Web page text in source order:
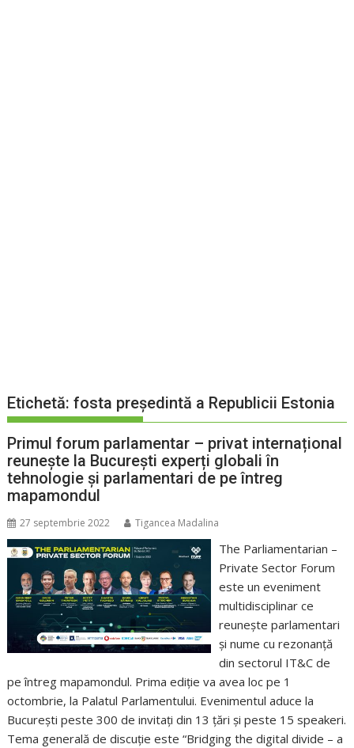
Etichetă:fosta președintă a Republicii Estonia
Primul forum parlamentar – privat internațional
reunește la București experți globali în
tehnologie și parlamentari de pe întreg
mapamondul
27 septembrie 2022 Tigancea Madalina
The Parliamentarian –
Private Sector Forum
este un eveniment
multidisciplinar ce
reunește parlamentari
și nume cu rezonanță
din sectorul IT&C de
pe întreg mapamondul. Prima ediție va avea loc pe 1
octombrie, la Palatul Parlamentului. Evenimentul aduce la
București peste 300 de invitați din 13 țări și peste 15 speakeri.
Tema generală de discuție este “Bridging the digital divide – a